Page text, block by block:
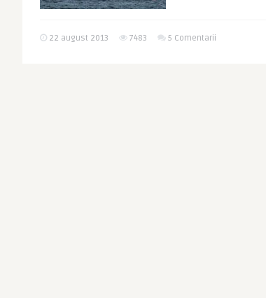
22 august 2013 7483 5 Comentarii